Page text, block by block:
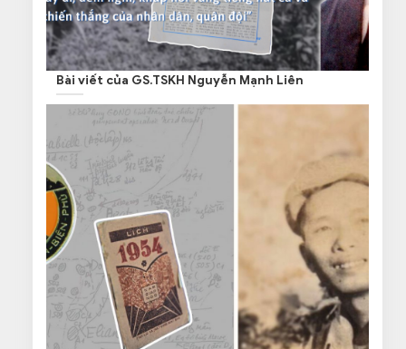
Bài viết của GS.TSKH Nguyễn Mạnh Liên